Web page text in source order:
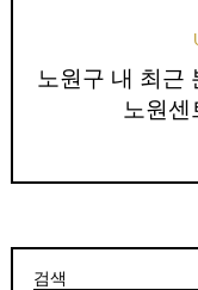
노원구 내 최근
노원센
검색